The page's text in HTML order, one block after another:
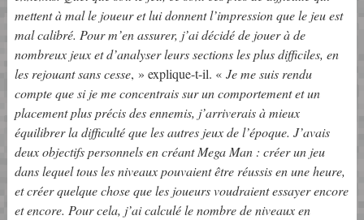
mettent à mal le joueur et lui donnent l’impression que le jeu est
mal calibré. Pour m’en assurer, j’ai décidé de jouer à de
nombreux jeux et d’analyser leurs sections les plus difficiles, en
les rejouant sans cesse, » explique-t-il. « Je me suis rendu
compte que si je me concentrais sur un comportement et un
placement plus précis des ennemis, j’arriverais à mieux
équilibrer la difficulté que les autres jeux de l’époque. J’avais
deux objectifs personnels en créant Mega Man : créer un jeu
dans lequel tous les niveaux pouvaient être réussis en une heure,
et créer quelque chose que les joueurs voudraient essayer encore
et encore. Pour cela, j’ai calculé le nombre de niveaux en